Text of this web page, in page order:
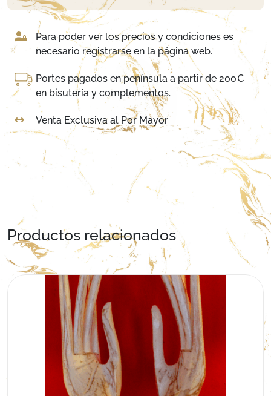
Para poder ver los precios y condiciones es
necesario registrarse en la página web.
Portes pagados en península a partir de 200€
en bisutería y complementos.
Venta Exclusiva al Por Mayor
Productos relacionados